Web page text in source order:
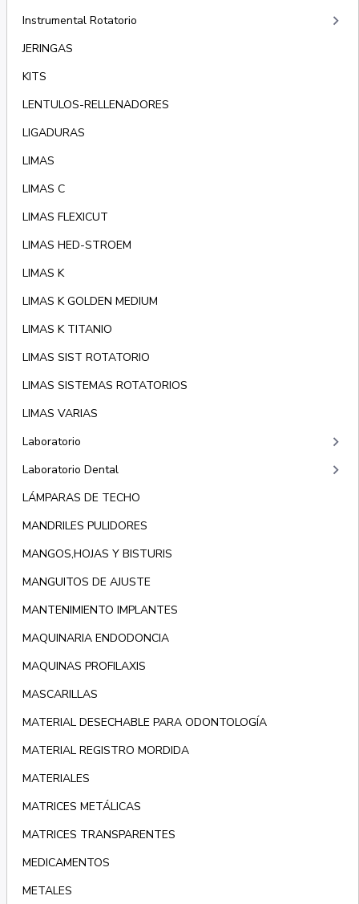
Instrumental Rotatorio keyboard_arrow_right
JERINGAS
KITS
LENTULOS-RELLENADORES
LIGADURAS
LIMAS
LIMAS C
LIMAS FLEXICUT
LIMAS HED-STROEM
LIMAS K
LIMAS K GOLDEN MEDIUM
LIMAS K TITANIO
LIMAS SIST ROTATORIO
LIMAS SISTEMAS ROTATORIOS
LIMAS VARIAS
Laboratorio
keyboard_arrow_right
Laboratorio Dental keyboard_arrow_right
LÁMPARAS DE TECHO
MANDRILES PULIDORES
MANGOS,HOJAS Y BISTURIS
MANGUITOS DE AJUSTE
MANTENIMIENTO IMPLANTES
MAQUINARIA ENDODONCIA
MAQUINAS PROFILAXIS
MASCARILLAS
MATERIAL DESECHABLE PARA ODONTOLOGÍA
MATERIAL REGISTRO MORDIDA
MATERIALES
MATRICES METÁLICAS
MATRICES TRANSPARENTES
MEDICAMENTOS
METALES